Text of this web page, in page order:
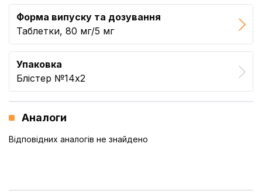
Форма випуску та дозування
Таблетки, 80 мг/5 мг
Упаковка
Блістер №14x2
Аналоги
Відповідних аналогів не знайдено